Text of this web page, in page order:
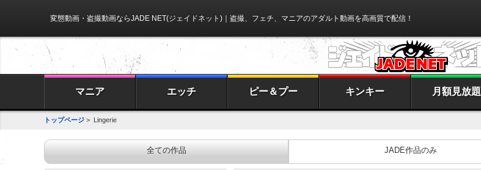
変態動画・盗撮動画ならJADE NET(ジェイドネット) ｜盗撮、フェチ、マニアのアダルト動画を高画質で配信！
マニア エッチ ピー＆プー キンキー 月額見放題
トップページ > Lingerie
全ての作品 JADE作品のみ